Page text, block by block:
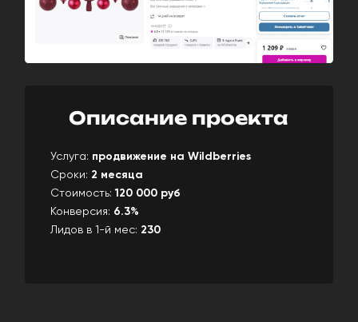
Описание проекта
Услуга: продвижение на Wildberries
Сроки: 2 месяца
Стоимость:120 000 руб
Конверсия: 6.3%
Лидов в 1-й мес: 230